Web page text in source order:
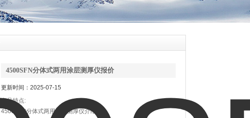
4500SFN分体式两用涂层测厚仪报价
更新时间：2025-07-15
产品特点:
4500SFN分体式两用涂层测厚仪介绍：